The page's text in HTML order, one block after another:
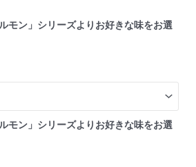
モン」シリーズよりお好きな味をお選
モン」シリーズよりお好きな味をお選